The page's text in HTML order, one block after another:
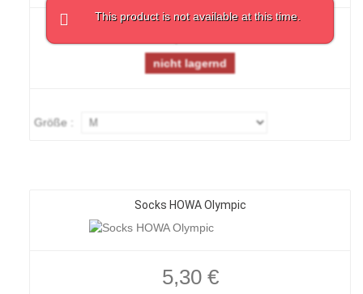
nicht lagernd
Größe :
This product is not available at this time.
Socks HOWA Olympic
5,30 €